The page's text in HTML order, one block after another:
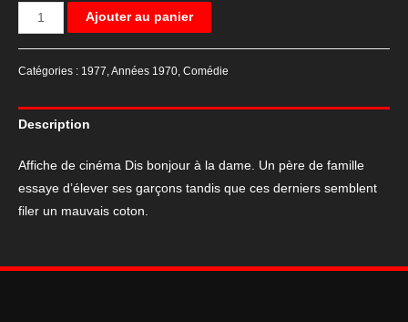
quantité
de
cinéma
Dis
a
la
dame
cm
Ajouter au panier
Catégories : 1977 Années 1970 Comédie
Description
Affiche de cinéma Dis bonjour à la dame. Un père de famille
essaye d’élever ses garçons tandis que ces derniers semblent
filer un mauvais coton.